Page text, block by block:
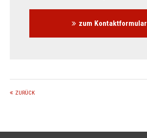
zum Kontaktformular
ZURÜCK